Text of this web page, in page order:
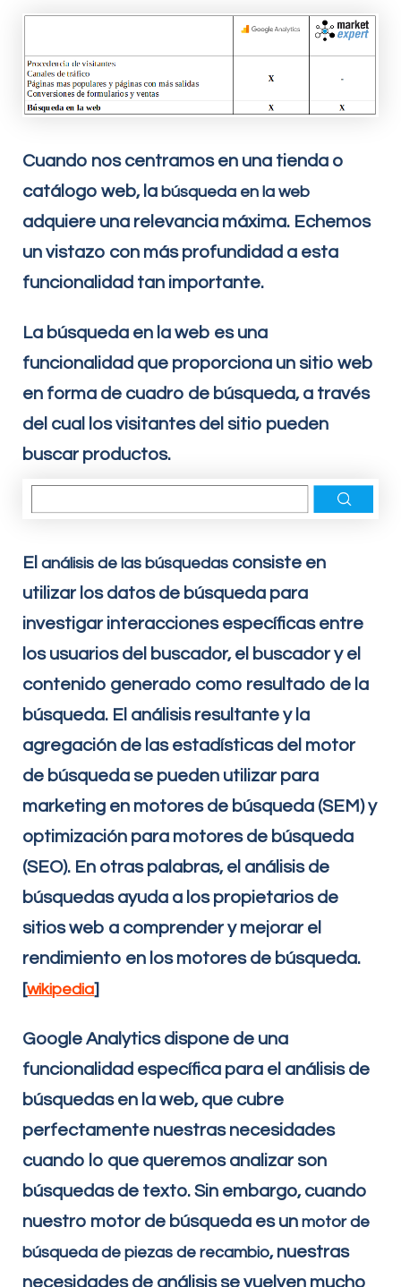
Cuando nos centramos en una tienda o
catálogo web, labúsqueda en la web
adquiere una relevancia máxima. Echemos
un vistazo con más profundidad a esta
funcionalidad tan importante.
La búsqueda en la web es una
funcionalidad que proporciona un sitio web
en forma de cuadro de búsqueda, a través
del cual los visitantes del sitio pueden
buscar productos.
Elanálisis de las búsquedas consiste en
utilizar los datos de búsqueda para
investigar interacciones específicas entre
los usuarios del buscador, el buscador y el
contenido generado como resultado de la
búsqueda. El análisis resultante y la
agregación de las estadísticas del motor
de búsqueda se pueden utilizar para
marketing en motores de búsqueda (SEM) y
optimización para motores de búsqueda
(SEO). En otras palabras, el análisis de
búsquedas ayuda a los propietarios de
sitios web a comprender y mejorar el
rendimiento en los motores de búsqueda.
[wikipedia]
Google Analytics dispone de una
funcionalidad específica para el análisis de
búsquedas en la web, que cubre
perfectamente nuestras necesidades
cuando lo que queremos analizar son
búsquedas de texto. Sin embargo, cuando
nuestro motor de búsqueda es unmotor de
búsqueda de piezas de recambio, nuestras
necesidades de análisis se vuelven mucho